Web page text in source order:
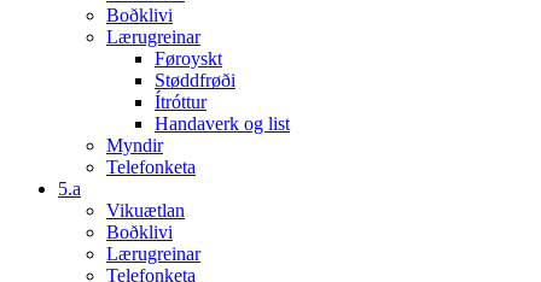
Boðklivi
Lærugreinar
Føroyskt
Støddfrøði
Ítróttur
Handaverk og list
Myndir
Telefonketa
5.a
Vikuætlan
Boðklivi
Lærugreinar
Telefonketa